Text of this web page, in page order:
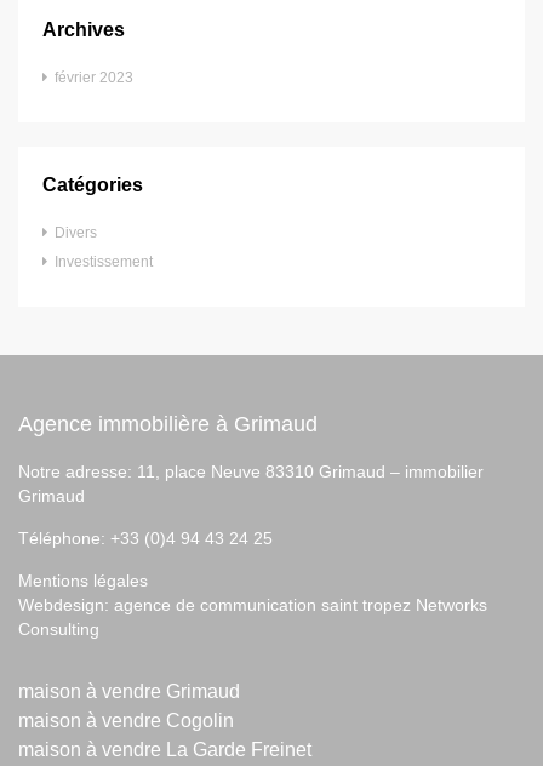
Archives
février 2023
Catégories
Divers
Investissement
Agence immobilière à Grimaud
Notre adresse: 11, place Neuve 83310 Grimaud – immobilier
Grimaud
Téléphone: +33 (0)4 94 43 24 25
Mentions légales
Webdesign: agence de communication saint tropez Networks
Consulting
maison à vendre Grimaud
maison à vendre Cogolin
maison à vendre La Garde Freinet